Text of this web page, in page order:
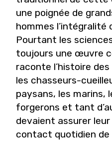
une poignée de
hommes l’intégralité
Pourtant les
toujours une œuvre
raconte l’histoire
les chasseurs-
paysans, les marins,
forgerons et tant
devaient assurer
contact quotidien de